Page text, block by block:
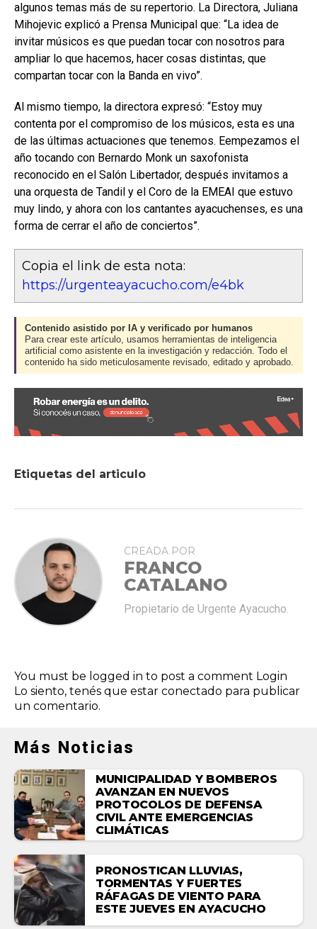
algunos temas más de su repertorio. La Directora, Juliana
Mihojevic explicó a Prensa Municipal que: “La idea de
invitar músicos es que puedan tocar con nosotros para
ampliar lo que hacemos, hacer cosas distintas, que
compartan tocar con la Banda en vivo”.
Al mismo tiempo, la directora expresó: “Estoy muy
contenta por el compromiso de los músicos, esta es una
de las últimas actuaciones que tenemos. Eempezamos el
año tocando con Bernardo Monk un saxofonista
reconocido en el Salón Libertador, después invitamos a
una orquesta de Tandil y el Coro de la EMEAI que estuvo
muy lindo, y ahora con los cantantes ayacuchenses, es una
forma de cerrar el año de conciertos”.
Copia el link de esta nota:
https://urgenteayacucho.com/e4bk
Contenido asistido por IA y verificado por humanos
Para crear este artículo, usamos herramientas de inteligencia
artificial como asistente en la investigación y redacción. Todo el
contenido ha sido meticulosamente revisado, editado y aprobado.
Etiquetas del articulo
CREADA POR
FRANCO
CATALANO
Propietario de Urgente Ayacucho.
You must be logged in to post a comment Login
Lo siento, tenés que estar conectado para publicar
un comentario.
Más Noticias
MUNICIPALIDAD Y BOMBEROS
AVANZAN EN NUEVOS
PROTOCOLOS DE DEFENSA
CIVIL ANTE EMERGENCIAS
CLIMÁTICAS
PRONOSTICAN LLUVIAS,
TORMENTAS Y FUERTES
RÁFAGAS DE VIENTO PARA
ESTE JUEVES EN AYACUCHO